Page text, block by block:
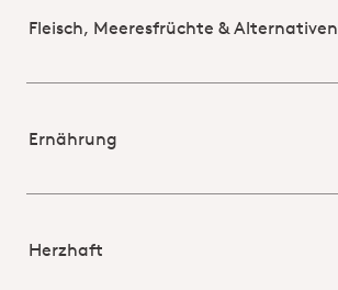
Fleisch, Meeresfrüchte & Alternativen
Ernährung
Herzhaft